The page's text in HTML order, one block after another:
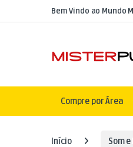
Skip to navigation
Skip to contentBem Vindo ao Mundo
Compre por Área
Início Som e